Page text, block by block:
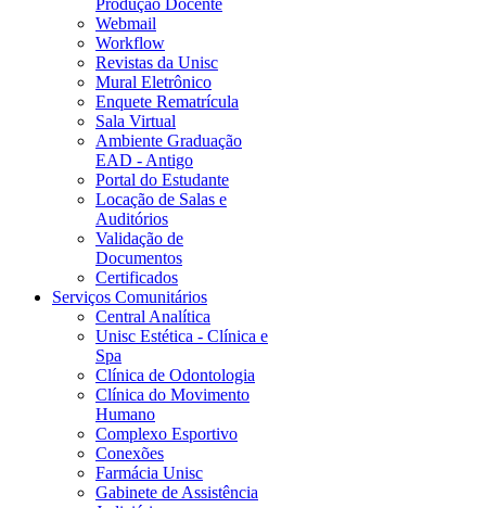
Produção Docente
Webmail
Workflow
Revistas da Unisc
Mural Eletrônico
Enquete Rematrícula
Sala Virtual
Ambiente Graduação
EAD - Antigo
Portal do Estudante
Locação de Salas e
Auditórios
Validação de
Documentos
Certificados
Serviços Comunitários
Central Analítica
Unisc Estética - Clínica e
Spa
Clínica de Odontologia
Clínica do Movimento
Humano
Complexo Esportivo
Conexões
Farmácia Unisc
Gabinete de Assistência